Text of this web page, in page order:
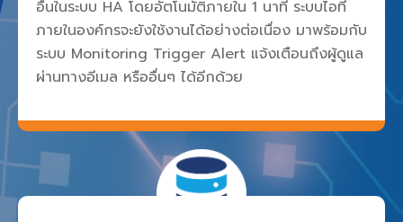
อื่นในระบบ HA โดยอัตโนมัติภายใน 1 นาที ระบบไอที
ภายในองค์กรจะยังใช้งานได้อย่างต่อเนื่อง มาพร้อมกับ
ระบบ Monitoring Trigger Alert แจ้งเตือนถึงผู้ดูแล
ผ่านทางอีเมล หรืออื่นๆ ได้อีกด้วย